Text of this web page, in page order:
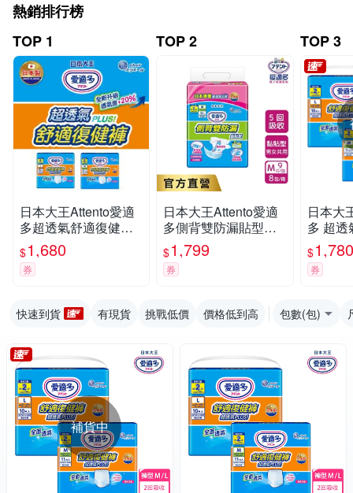
熱銷排行榜
TOP 1
日本大王Attento愛適
多超透氣舒適復健褲
M/L
$1,680
券
TOP 2
日本大王Attento愛適
多側背雙防漏貼型紙
尿褲M_5回吸收_箱購
(9片X8包)
$1,799
券
TOP 3
日本大
多 超透
M/L(箱
$1,780
券
快速到貨 有現貨 挑戰低價 價格低到高 包數(包)
補貨中